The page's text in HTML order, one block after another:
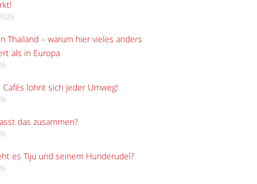
Thailand – warum hier vieles anders
als in Europa
Cafés lohnt sich jeder Umweg!
das zusammen?
es Tiju und seinem Hunderudel?